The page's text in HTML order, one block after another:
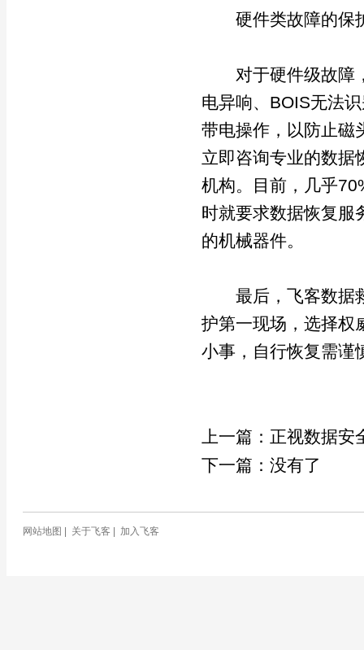
硬件类故障的保
对于硬件级故障，
电异响、BOIS无法
带电操作，以防止磁
立即咨询专业的数据
机构。目前，几乎
时就要求数据恢复服
的机械器件。
最后，飞客数据救
护第一现场，选择权
小事，自行恢复需谨
上一篇： 正视数据安
下一篇：没有了
网站地图 关于飞客 加入飞客